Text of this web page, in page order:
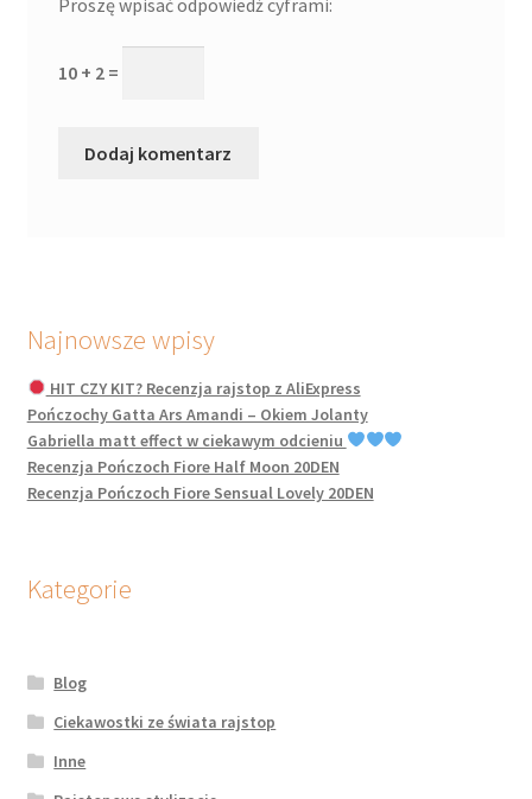
10 + 2 =
Najnowsze wpisy
HIT CZY KIT? Recenzja rajstop z AliExpress
Pończochy Gatta Ars Amandi – Okiem Jolanty
Gabriella matt effect w ciekawym odcieniu
Recenzja Pończoch Fiore Half Moon 20DEN
Recenzja Pończoch Fiore Sensual Lovely 20DEN
Kategorie
Blog
Ciekawostki ze świata rajstop
Inne